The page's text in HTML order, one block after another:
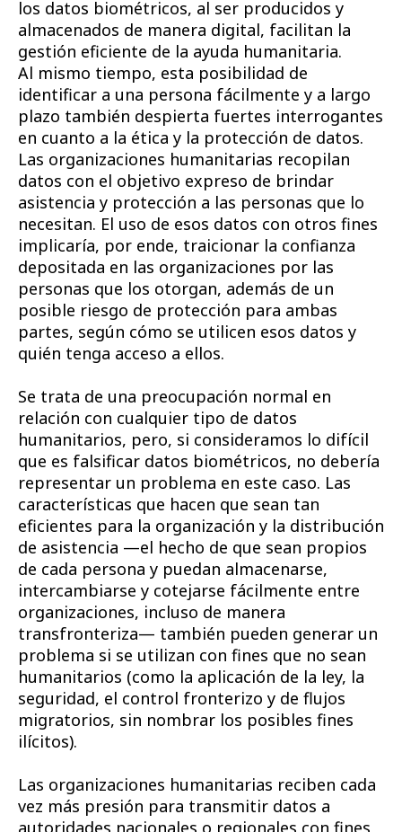
los datos biométricos, al ser producidos y
almacenados de manera digital, facilitan la
gestión eficiente de la ayuda humanitaria.
Al mismo tiempo, esta posibilidad de
identificar a una persona fácilmente y a largo
plazo también despierta fuertes interrogantes
en cuanto a la ética y la protección de datos.
Las organizaciones humanitarias recopilan
datos con el objetivo expreso de brindar
asistencia y protección a las personas que lo
necesitan. El uso de esos datos con otros fines
implicaría, por ende, traicionar la confianza
depositada en las organizaciones por las
personas que los otorgan, además de un
posible riesgo de protección para ambas
partes, según cómo se utilicen esos datos y
quién tenga acceso a ellos.
Se trata de una preocupación normal en
relación con cualquier tipo de datos
humanitarios, pero, si consideramos lo difícil
que es falsificar datos biométricos, no debería
representar un problema en este caso. Las
características que hacen que sean tan
eficientes para la organización y la distribución
de asistencia —el hecho de que sean propios
de cada persona y puedan almacenarse,
intercambiarse y cotejarse fácilmente entre
organizaciones, incluso de manera
transfronteriza— también pueden generar un
problema si se utilizan con fines que no sean
humanitarios (como la aplicación de la ley, la
seguridad, el control fronterizo y de flujos
migratorios, sin nombrar los posibles fines
ilícitos).
Las organizaciones humanitarias reciben cada
vez más presión para transmitir datos a
autoridades nacionales o regionales con fines